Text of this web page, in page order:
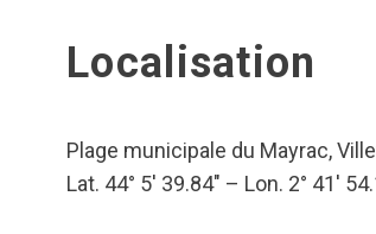
Localisation
Plage municipale du Mayrac,
Lat. 44° 5′ 39.84″ – Lon. 2° 41′